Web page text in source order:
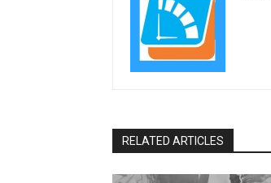
RELATED ARTICLES